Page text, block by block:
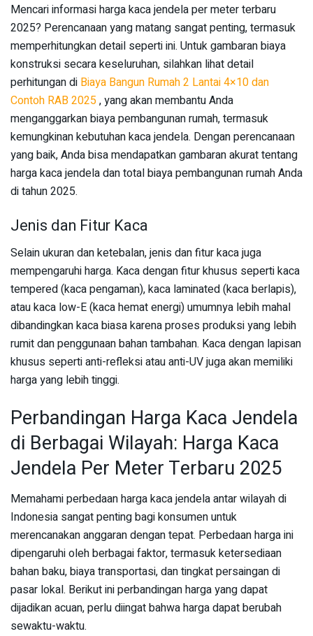
Mencari informasi harga kaca jendela per meter terbaru
2025? Perencanaan yang matang sangat penting, termasuk
memperhitungkan detail seperti ini. Untuk gambaran biaya
konstruksi secara keseluruhan, silahkan lihat detail
perhitungan di Biaya Bangun Rumah 2 Lantai 4×10 dan
Contoh RAB 2025, yang akan membantu Anda
menganggarkan biaya pembangunan rumah, termasuk
kemungkinan kebutuhan kaca jendela. Dengan perencanaan
yang baik, Anda bisa mendapatkan gambaran akurat tentang
harga kaca jendela dan total biaya pembangunan rumah Anda
di tahun 2025.
Jenis dan Fitur Kaca
Selain ukuran dan ketebalan, jenis dan fitur kaca juga
mempengaruhi harga. Kaca dengan fitur khusus seperti kaca
tempered (kaca pengaman), kaca laminated (kaca berlapis),
atau kaca low-E (kaca hemat energi) umumnya lebih mahal
dibandingkan kaca biasa karena proses produksi yang lebih
rumit dan penggunaan bahan tambahan. Kaca dengan lapisan
khusus seperti anti-refleksi atau anti-UV juga akan memiliki
harga yang lebih tinggi.
Perbandingan Harga Kaca Jendela
di Berbagai Wilayah: Harga Kaca
Jendela Per Meter Terbaru 2025
Memahami perbedaan harga kaca jendela antar wilayah di
Indonesia sangat penting bagi konsumen untuk
merencanakan anggaran dengan tepat. Perbedaan harga ini
dipengaruhi oleh berbagai faktor, termasuk ketersediaan
bahan baku, biaya transportasi, dan tingkat persaingan di
pasar lokal. Berikut ini perbandingan harga yang dapat
dijadikan acuan, perlu diingat bahwa harga dapat berubah
sewaktu-waktu.